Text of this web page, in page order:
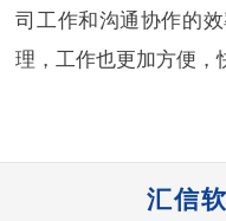
司工作和沟通协作的
理，工作也更加方便，
汇信